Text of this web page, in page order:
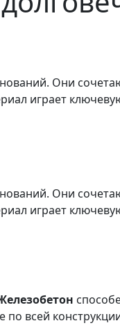
Они
играет
Они
играет
всей